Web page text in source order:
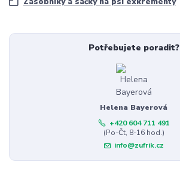
Potřebujete poradit?
Helena Bayerová
+420 604 711 491
(Po-Čt, 8-16 hod.)
info@zufrik.cz